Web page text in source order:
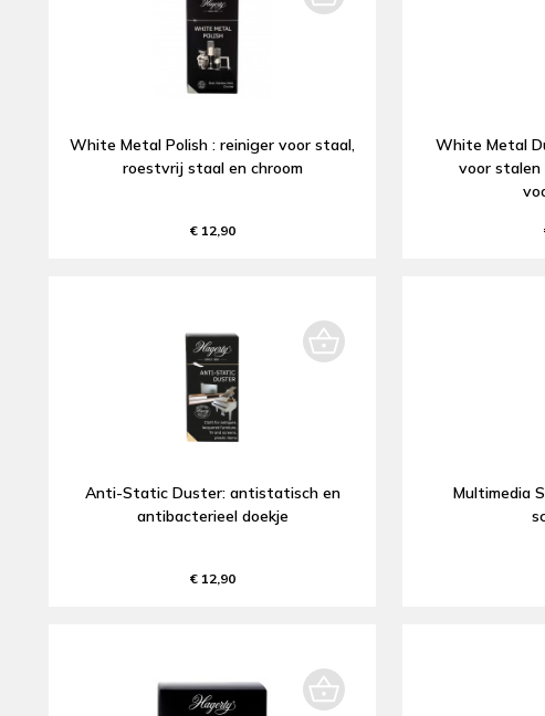
White Metal Polish : reiniger voor staal,
roestvrij staal en chroom
€ 12,90
White Metal
voor
Anti-Static Duster: antistatisch en
antibacterieel doekje
€ 12,90
Multimedia